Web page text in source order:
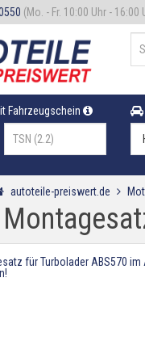
(Mo. - Fr. 10:00 Uhr - 16:00
Fahrzeugschein
autoteile-preiswert.de